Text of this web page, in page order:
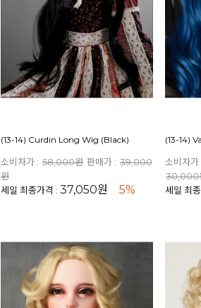
(13-14) Curdin Long Wig (Black)
소비자가 : 58,000원 판매가 : 39,000
원
세일 최종가격 : 37,050원 5%
(13-14)
소비자가
30,000
세일 최